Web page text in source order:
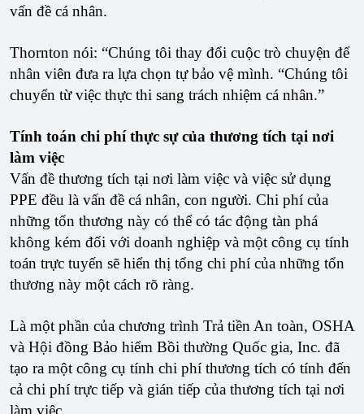
vấn đề cá nhân.
Thornton nói: “Chúng tôi thay đổi cuộc trò chuyện để
nhân viên đưa ra lựa chọn tự bảo vệ mình. “Chúng tôi
chuyển từ việc thực thi sang trách nhiệm cá nhân.”
Tính toán chi phí thực sự của thương tích tại nơi
làm việc
Vấn đề thương tích tại nơi làm việc và việc sử dụng
PPE đều là vấn đề cá nhân, con người. Chi phí của
những tổn thương này có thể có tác động tàn phá
không kém đối với doanh nghiệp và một công cụ tính
toán trực tuyến sẽ hiển thị tổng chi phí của những tổn
thương này một cách rõ ràng.
Là một phần của chương trình Trả tiền An toàn, OSHA
và Hội đồng Bảo hiểm Bồi thường Quốc gia, Inc. đã
tạo ra một công cụ tính chi phí thương tích có tính đến
cả chi phí trực tiếp và gián tiếp của thương tích tại nơi
làm việc.